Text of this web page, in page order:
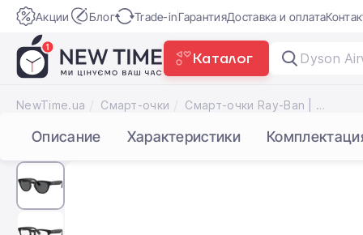
Акции Блог Trade-inГарантияДоставка и оплата
Каталог тре|
NewTime.ua Смарт-очки Смарт-очки Ray-Ban | Meta Headliner Standard - Matte Black / Clear to Grey Transitions (RW4009 601SM3 50-23)
Описание Характеристики